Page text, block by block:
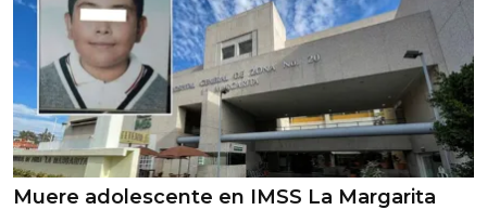
Muere adolescente en IMSS La Margarita